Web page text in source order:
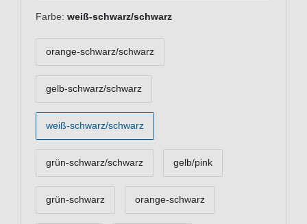
Farbe: weiß-schwarz/schwarz
orange-schwarz/schwarz
gelb-schwarz/schwarz
weiß-schwarz/schwarz
grün-schwarz/schwarz gelb/pink
grün-schwarz orange-schwarz